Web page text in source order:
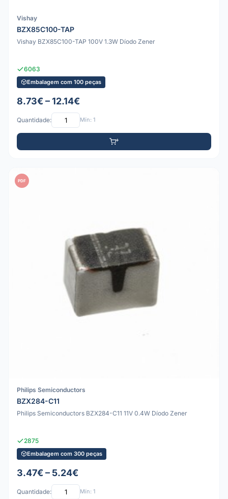
Vishay
BZX85C100-TAP
Vishay BZX85C100-TAP 100V 1.3W Díodo Zener
6063
Embalagem com 100 peças
8.73€ – 12.14€
Quantidade: Mín: 1
PDF
Philips Semiconductors
BZX284-C11
Philips Semiconductors BZX284-C11 11V 0.4W Díodo Zener
2875
Embalagem com 300 peças
3.47€ – 5.24€
Quantidade: Mín: 1